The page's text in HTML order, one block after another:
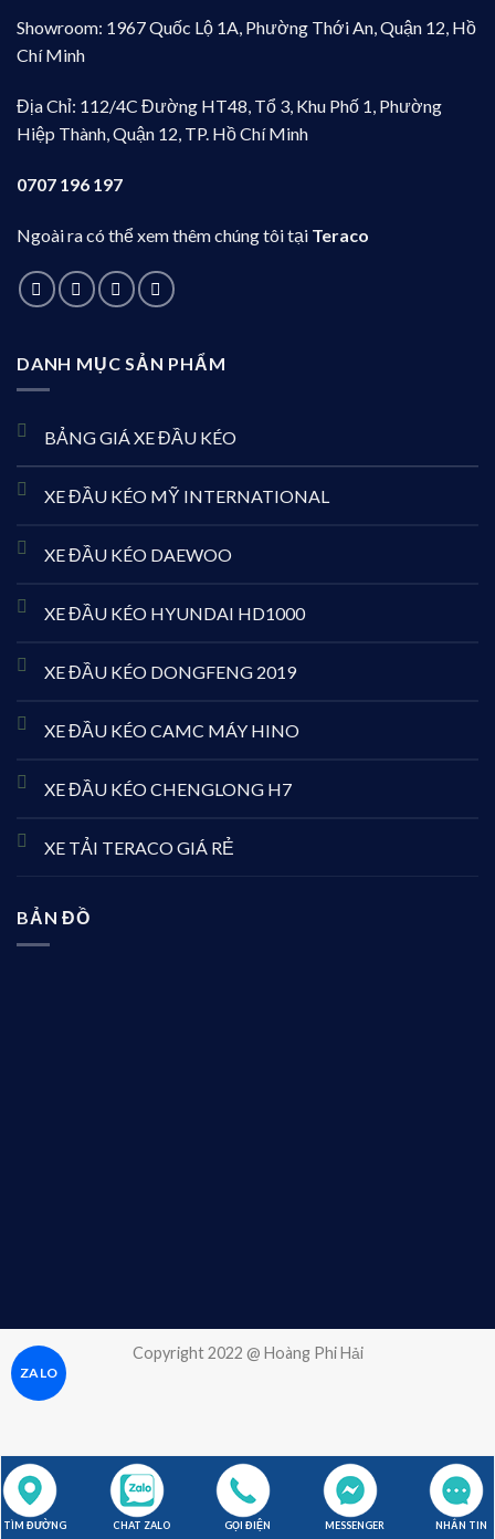
Showroom: 1967 Quốc Lộ 1A, Phường Thới An, Quận 12, Hồ
Chí Minh
Địa Chỉ: 112/4C Đường HT48, Tổ 3, Khu Phố 1, Phường
Hiệp Thành, Quận 12, TP. Hồ Chí Minh
0707 196 197
Ngoài ra có thể xem thêm chúng tôi tại Teraco
DANH MỤC SẢN PHẨM
BẢNG GIÁ XE ĐẦU KÉO
XE ĐẦU KÉO MỸ INTERNATIONAL
XE ĐẦU KÉO DAEWOO
XE ĐẦU KÉO HYUNDAI HD1000
XE ĐẦU KÉO DONGFENG 2019
XE ĐẦU KÉO CAMC MÁY HINO
XE ĐẦU KÉO CHENGLONG H7
XE TẢI TERACO GIÁ RẺ
BẢN ĐỒ
Copyright 2022 @ Hoàng Phi Hải
TÌM ĐƯỜNG CHAT ZALO GỌI ĐIỆN MESSENGER NHẮN TIN
ZALO
Hotline: 0707 196 197